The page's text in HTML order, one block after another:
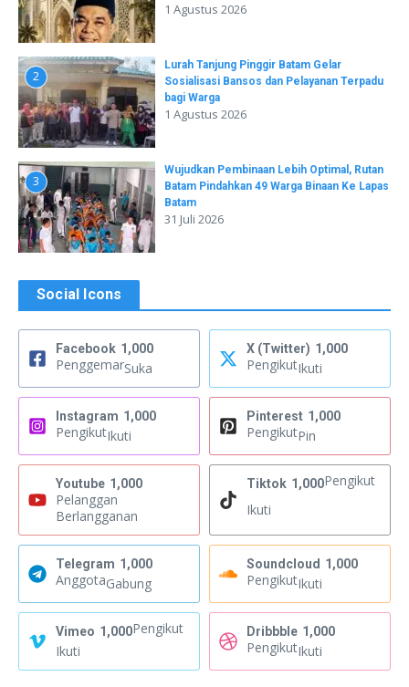
1 Agustus 2026
2
Lurah Tanjung Pinggir Batam Gelar
Sosialisasi Bansos dan Pelayanan Terpadu
bagi Warga
1 Agustus 2026
3
Wujudkan Pembinaan Lebih Optimal, Rutan
Batam Pindahkan 49 Warga Binaan Ke Lapas
Batam
31 Juli 2026
Social Icons
Facebook 1,000
PenggemarSuka
X (Twitter) 1,000
PengikutIkuti
Instagram 1,000
PengikutIkuti
Pinterest 1,000
PengikutPin
Youtube 1,000
Pelanggan
Berlangganan
Tiktok 1,000Pengikut
Ikuti
Telegram 1,000
AnggotaGabung
Soundcloud 1,000
PengikutIkuti
Vimeo 1,000Pengikut
Ikuti
Dribbble 1,000
PengikutIkuti